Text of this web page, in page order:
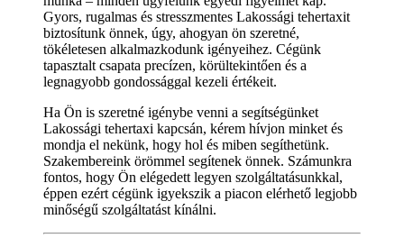
Gyors, rugalmas és stresszmentes Lakossági tehertaxit
biztosítunk önnek, úgy, ahogyan ön szeretné,
tökéletesen alkalmazkodunk igényeihez. Cégünk
tapasztalt csapata precízen, körültekintően és a
legnagyobb gondossággal kezeli értékeit.
Ha Ön is szeretné igénybe venni a segítségünket
Lakossági tehertaxi kapcsán, kérem hívjon minket és
mondja el nekünk, hogy hol és miben segíthetünk.
Szakembereink örömmel segítenek önnek. Számunkra
fontos, hogy Ön elégedett legyen szolgáltatásunkkal,
éppen ezért cégünk igyekszik a piacon elérhető legjobb
minőségű szolgáltatást kínálni.